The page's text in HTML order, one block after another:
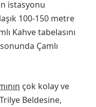
istasyonu
100-150 metre
Kahve tabelasını
Çamlı
çok kolay ve
Beldesine,